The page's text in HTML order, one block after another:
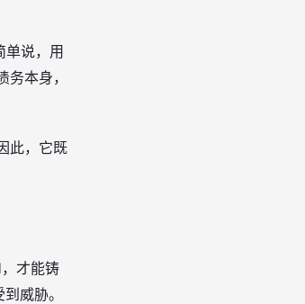
单说，用
本身，
此，它既
才能铸
威胁。